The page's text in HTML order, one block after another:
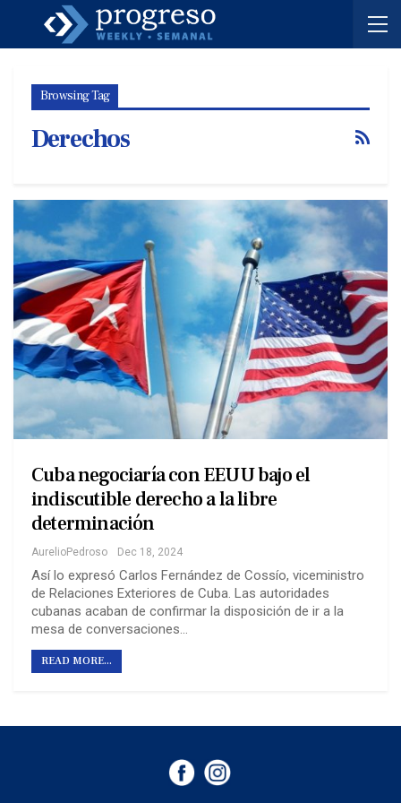
Browsing Tag
Derechos
Cuba negociaría con EEUU bajo el
indiscutible derecho a la libre
determinación
AurelioPedroso Dec 18, 2024
Así lo expresó Carlos Fernández de Cossío, viceministro
de Relaciones Exteriores de Cuba. Las autoridades
cubanas acaban de confirmar la disposición de ir a la
mesa de conversaciones…
READ MORE...